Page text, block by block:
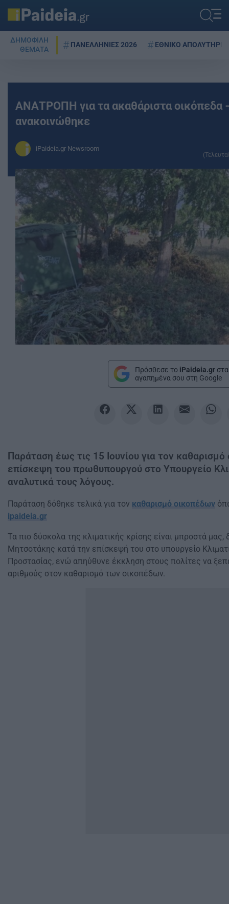
ΔΗΜΟΦΙΛΗ
ΘΕΜΑΤΑ
ΠΑΝΕΛΛΗΝΙΕΣ 2026 ΕΘΝΙΚΟ ΑΠΟΛΥΤΗΡΙΟ
ΑΝΑΤΡΟΠΗ για τα ακαθάριστα οικόπεδα
ανακοινώθηκε
iPaideia.gr Newsroom
Πρόσθεσε το iPaideia.gr στα
αγαπημένα σου στη Google
Παράταση έως τις 15 Ιουνίου για τον
επίσκεψη του πρωθυπουργού στο Υπουργείο
αναλυτικά τους λόγους.
Παράταση δόθηκε τελικά για τον καθαρισμό οικοπέδων
ipaideia.gr
Τα πιο δύσκολα της κλιματικής κρίσης είναι μπροστά
Μητσοτάκης κατά την επίσκεψή του στο υπουργείο
Προστασίας, ενώ απηύθυνε έκκληση στους πολίτες να
αριθμούς στον καθαρισμό των οικοπέδων.